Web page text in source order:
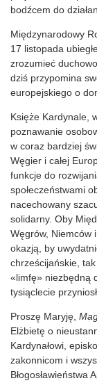
bodźcem do
Międzynarodowy
17 listopada
zrozumieć
dziś przypomina
europejskiego o
Księże Kardynale,
poznawanie
w coraz bardziej
Węgier i całej
funkcje do
społeczeństwami
nacechowany
solidarny. Oby
Węgrów, Niemców
okazją, by
chrześcijańskie,
«limfę» niezbędną
tysiąclecie
Proszę Maryję,
Elżbietę o
Kardynałowi,
zakonnicom i
Błogosławieństwa